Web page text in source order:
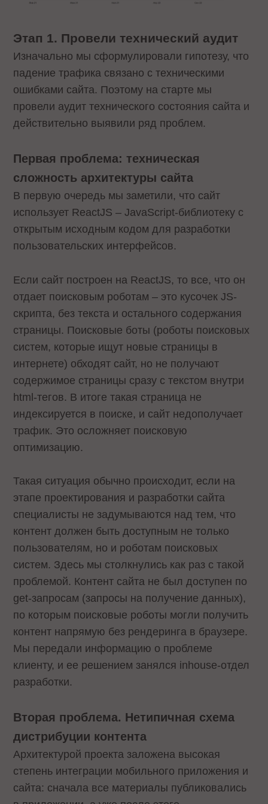
Этап 1. Провели технический аудит
Изначально мы сформулировали гипотезу, что
падение трафика связано с техническими
ошибками сайта. Поэтому на старте мы
провели аудит технического состояния сайта и
действительно выявили ряд проблем.
Первая проблема: техническая
сложность архитектуры сайта
В первую очередь мы заметили, что сайт
использует ReactJS – JavaScript-библиотеку с
открытым исходным кодом для разработки
пользовательских интерфейсов.
Если сайт построен на ReactJS, то все, что он
отдает поисковым роботам – это кусочек JS-
скрипта, без текста и остального содержания
страницы. Поисковые боты (роботы поисковых
систем, которые ищут новые страницы в
интернете) обходят сайт, но не получают
содержимое страницы сразу с текстом внутри
html-тегов. В итоге такая страница не
индексируется в поиске, и сайт недополучает
трафик. Это осложняет поисковую
оптимизацию.
Такая ситуация обычно происходит, если на
этапе проектирования и разработки сайта
специалисты не задумываются над тем, что
контент должен быть доступным не только
пользователям, но и роботам поисковых
систем. Здесь мы столкнулись как раз с такой
проблемой. Контент сайта не был доступен по
get-запросам (запросы на получение данных),
по которым поисковые роботы могли получить
контент напрямую без рендеринга в браузере.
Мы передали информацию о проблеме
клиенту, и ее решением занялся inhouse-отдел
разработки.
Вторая проблема. Нетипичная схема
дистрибуции контента
Архитектурой проекта заложена высокая
степень интеграции мобильного приложения и
сайта: сначала все материалы публиковались